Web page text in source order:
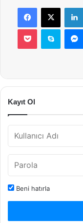
Facebook
X
Pocket Skype
Kayıt Ol
Beni hatırla